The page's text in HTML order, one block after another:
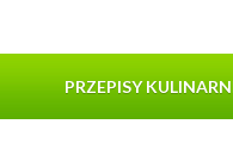
PRZEPISY